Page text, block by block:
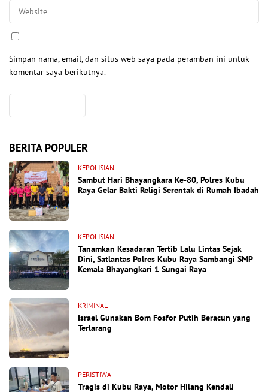
Simpan nama, email, dan situs web saya pada peramban ini untuk
komentar saya berikutnya.
BERITA POPULER
KEPOLISIAN
Sambut Hari Bhayangkara Ke-80, Polres Kubu
Raya Gelar Bakti Religi Serentak di Rumah Ibadah
KEPOLISIAN
Tanamkan Kesadaran Tertib Lalu Lintas Sejak
Dini, Satlantas Polres Kubu Raya Sambangi SMP
Kemala Bhayangkari 1 Sungai Raya
KRIMINAL
Israel Gunakan Bom Fosfor Putih Beracun yang
Terlarang
PERISTIWA
Tragis di Kubu Raya, Motor Hilang Kendali